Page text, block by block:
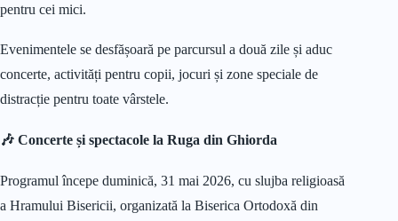
pentru cei mici.
Evenimentele se desfășoară pe parcursul a două zile și aduc
concerte, activități pentru copii, jocuri și zone speciale de
distracție pentru toate vârstele.
🎶 Concerte și spectacole la Ruga din Ghiorda
Programul începe duminică, 31 mai 2026, cu slujba religioasă
a Hramului Bisericii, organizată la Biserica Ortodoxă din